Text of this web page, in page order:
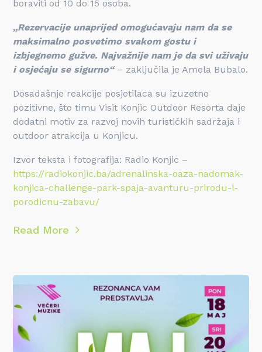
boraviti od 10 do 15 osoba.
„Rezervacije unaprijed omogućavaju nam da se
maksimalno posvetimo svakom gostu i
izbjegnemo gužve. Najvažnije nam je da svi uživaju
i osjećaju se sigurno“– zaključila je Amela Bubalo.
Dosadašnje reakcije posjetilaca su izuzetno
pozitivne, što timu Visit Konjic Outdoor Resorta daje
dodatni motiv za razvoj novih turističkih sadržaja i
outdoor atrakcija u Konjicu.
Izvor teksta i fotografija: Radio Konjic –
https://radiokonjic.ba/adrenalinska-oaza-nadomak-
konjica-challenge-park-spaja-avanturu-prirodu-i-
porodicnu-zabavu/
Read More